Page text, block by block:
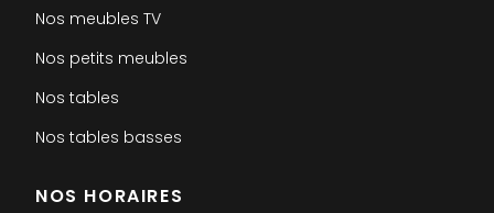
Nos meubles TV
Nos petits meubles
Nos tables
Nos tables basses
NOS HORAIRES